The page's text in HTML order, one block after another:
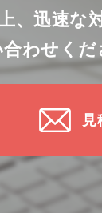
、迅速な
わせくだ
見